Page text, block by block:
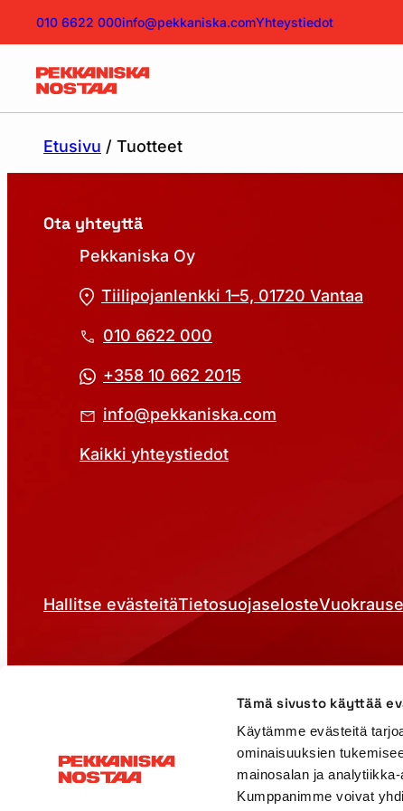
Tämä sivusto käyttää
Käytämme evästeitä
ominaisuuksien
mainosalan ja
Kumppanimme voivat
010 6622 000info@pekkaniska.comYhteystiedot
Etusivu / Tuotteet
Ota yhteyttä
Pekkaniska Oy
Tiilipojanlenkki 1–5, 01720 Vantaa
010 6622 000
+358 10 662 2015
info@pekkaniska.com
Kaikki yhteystiedot
Hallitse evästeitäTietosuojaseloste